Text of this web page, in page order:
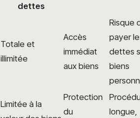
dettes
Totale et
illimitée
Accès
immédiat
aux biens
Risque
payer
dettes
biens
Limitée à la
Protection
du
longue,